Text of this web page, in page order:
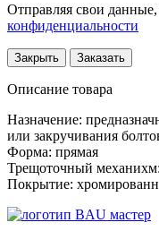
Отправляя свои данные,
конфиденциальности
Закрыть Заказать
Описание товара
Назначение:
или закручивания
Форма: прямая
Трещоточный механихм:
Покрытие: